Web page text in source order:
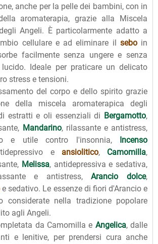
anche per la pelle dei bambini, con in
aromaterapia, grazie alla Miscela
Angeli. È particolarmente adatto a
cellulare e ad eliminare il seboin
facilmente senza ungere e senza
lucido. Ideale per praticare un delicato
stress e tensioni.
del corpo e dello spirito grazie
della miscela aromaterapica degli
estratti e oli essenziali di Bergamotto,
Mandarino, rilassante e antistress,
e utile contro l'insonnia,
Incenso
e ansiolitico, Camomilla,
Melissa, antidepressiva e sedativa,
e antistress,Arancio dolce,
e sedativo. Le essenze di fiori d'Arancio e
considerate nella tradizione popolare
agli Angeli.
da Camomilla e Angelica, dalle
e lenitive, per prendersi cura anche